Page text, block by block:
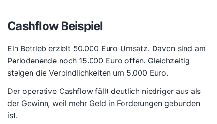
Cashflow Beispiel
Ein Betrieb erzielt 50.000 Euro Umsatz. Davon sind am
Periodenende noch 15.000 Euro offen. Gleichzeitig
steigen die Verbindlichkeiten um 5.000 Euro.
Der operative Cashflow fällt deutlich niedriger aus als
der Gewinn, weil mehr Geld in Forderungen gebunden
ist.